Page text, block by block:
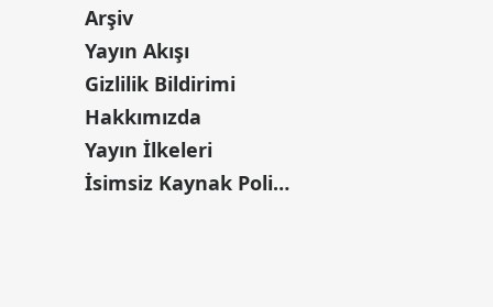
Arşiv
Yayın Akışı
Gizlilik Bildirimi
Hakkımızda
Yayın İlkeleri
İsimsiz Kaynak Politikası